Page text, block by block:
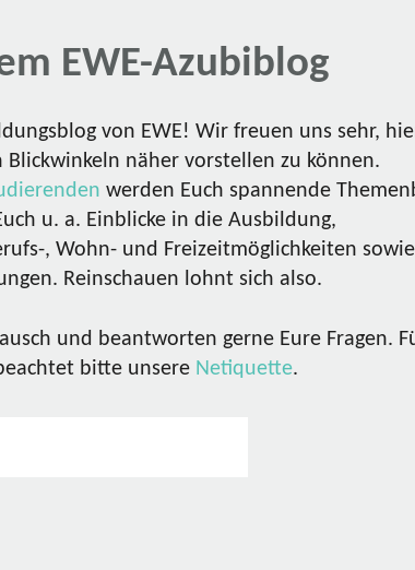
EWE-Azubiblog
von EWE! Wir freuen uns sehr,
näher vorstellen zu können.
werden Euch spannende
u. a. Einblicke in die Ausbildung,
, Wohn- und Freizeitmöglichkeiten
Reinschauen lohnt sich also.
und beantworten gerne Eure Fragen.
bitte unsere Netiquette.